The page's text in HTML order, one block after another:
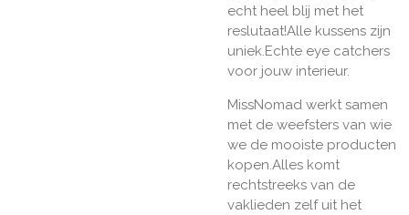
echt heel blij met het
reslutaat!Alle kussens zijn
uniek.Echte eye catchers
voor jouw interieur.
MissNomad werkt samen
met de weefsters van wie
we de mooiste producten
kopen.Alles komt
rechtstreeks van de
vaklieden zelf uit het